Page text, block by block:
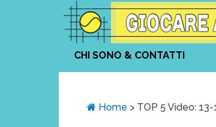
CHI SONO & CONTATTI
Home > TOP 5 Video: